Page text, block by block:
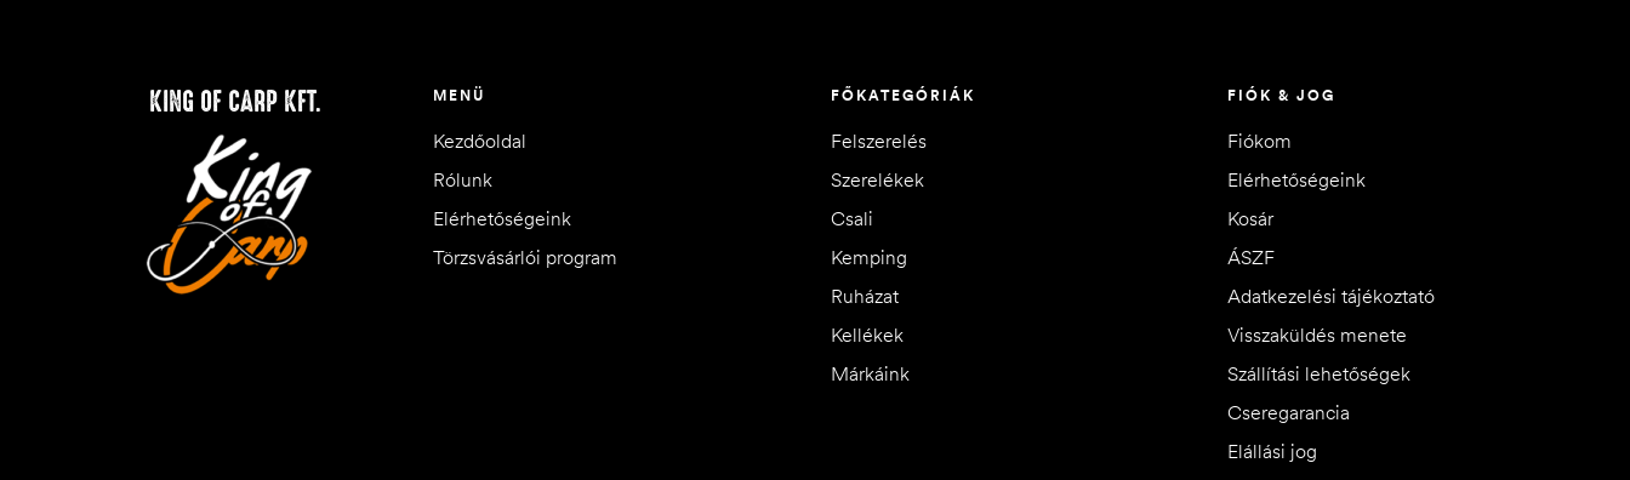
KING OF CARP KFT. MENÜ
Kezdőoldal
Rólunk
Elérhetőségeink
Törzsvásárlói program
FŐKATEGÓRIÁK
Felszerelés
Szerelékek
Csali
Kemping
Ruházat
Kellékek
Márkáink
FIÓK & JOG
Fiókom
Elérhetőségeink
Kosár
ÁSZF
Adatkezelési tájékoztató
Visszaküldés menete
Szállítási lehetőségek
Cseregarancia
Elállási jog